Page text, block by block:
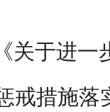
关于进
戒措施